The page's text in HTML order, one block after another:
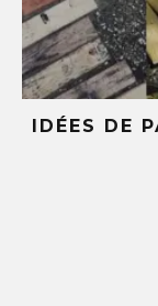
IDÉES DE